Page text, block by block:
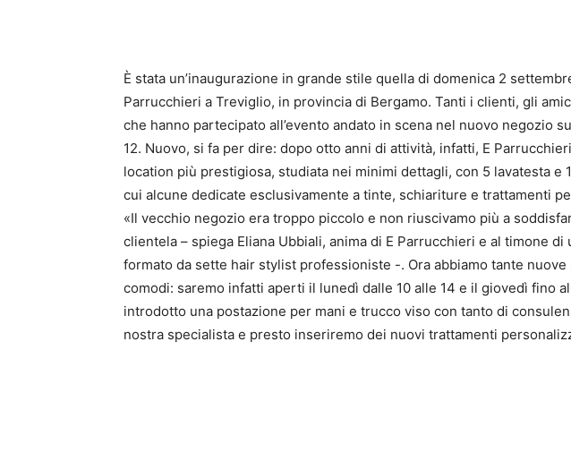
È stata un’inaugurazione in grande stile quella di domenica 2
Parrucchieri a Treviglio, in provincia di Bergamo. Tanti i clienti, gli
che hanno partecipato all’evento andato in scena nel nuovo negozio
12. Nuovo, si fa per dire: dopo otto anni di attività, infatti, E
location più prestigiosa, studiata nei minimi dettagli, con 5 lavatesta e
cui alcune dedicate esclusivamente a tinte, schiariture e trattamenti
«Il vecchio negozio era troppo piccolo e non riuscivamo più a
clientela – spiega Eliana Ubbiali, anima di E Parrucchieri e al timone
formato da sette hair stylist professioniste -. Ora abbiamo tante
comodi: saremo infatti aperti il lunedì dalle 10 alle 14 e il giovedì fino
introdotto una postazione per mani e trucco viso con tanto di
nostra specialista e presto inseriremo dei nuovi trattamenti